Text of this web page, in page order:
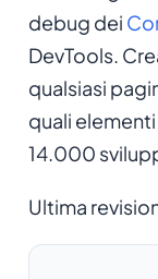
debug dei
DevTools.
qualsiasi
quali elementi
14.000
Ultima